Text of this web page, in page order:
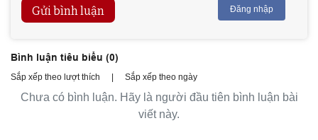
Gửi bình luận Đăng nhập
Bình luận tiêu biểu (0)
Sắp xếp theo lượt thích Sắp xếp theo ngày
Chưa có bình luận. Hãy là người đầu tiên bình luận bài
viết này.